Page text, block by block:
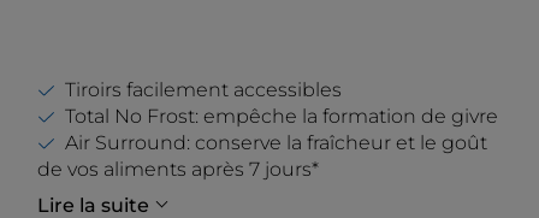
Tiroirs facilement accessibles
Total No Frost: empêche la formation de givre
Air Surround: conserve la fraîcheur et le goût
de vos aliments après 7 jours*
Lire la suite